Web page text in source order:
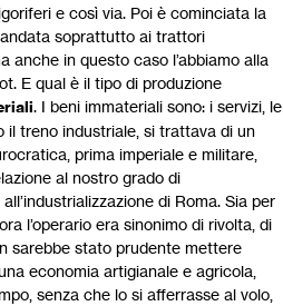
e così via. Poi è cominciata la
soprattutto ai trattori
in questo caso l’abbiamo alla
E qual è il tipo di produzione
. I beni immateriali sono: i servizi, le
il treno industriale, si trattava di un
prima imperiale e militare,
al nostro grado di
di Roma. Sia per
l’operario era sinonimo di rivolta, di
sarebbe stato prudente mettere
economia artigianale e agricola,
senza che lo si afferrasse al volo,